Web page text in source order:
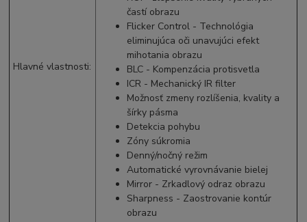
Hlavné vlastnosti:
častí obrazu
Flicker Control - Technológia
eliminujúca oči unavujúci efekt
mihotania obrazu
BLC - Kompenzácia protisvetla
ICR - Mechanický IR filter
Možnosť zmeny rozlíšenia, kvality a
šírky pásma
Detekcia pohybu
Zóny súkromia
Denný/nočný režim
Automatické vyrovnávanie bielej
Mirror - Zrkadlový odraz obrazu
Sharpness - Zaostrovanie kontúr
obrazu